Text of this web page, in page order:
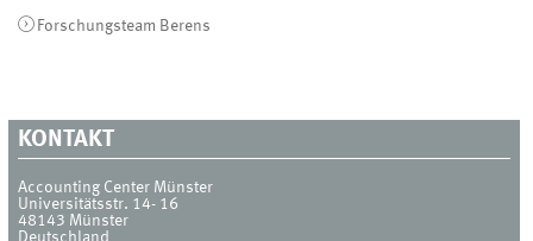
Forschungsteam Berens
KONTAKT
Accounting Center Münster
Universitätsstr. 14- 16
48143 Münster
Deutschland